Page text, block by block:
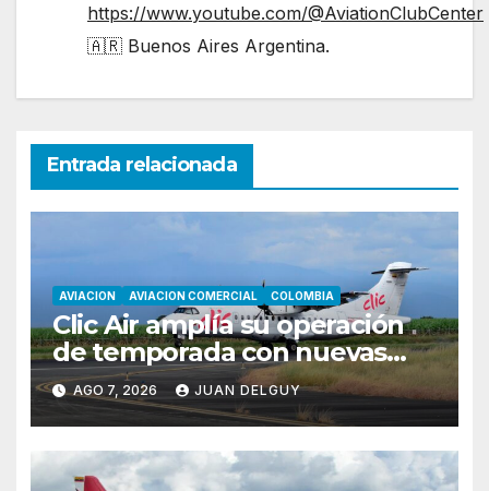
https://www.youtube.com/@AviationClubCenter
🇦🇷 Buenos Aires Argentina.
Entrada relacionada
AVIACION AVIACION COMERCIAL COLOMBIA
Clic Air amplía su operación
de temporada con nuevas
rutas hacia Cartagena y Tolú
AGO 7, 2026 JUAN DELGUY